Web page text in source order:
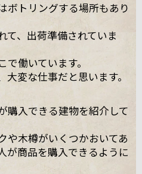
ボトリングする場所もあり
て、出荷準備されていま
働いています。
変な仕事だと思います。
購入できる建物を紹介して
や木樽がいくつかおいてあ
が商品を購入できるように